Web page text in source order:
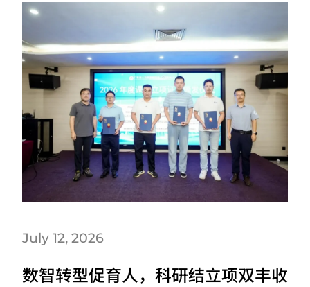
July 12, 2026
数智转型促育人，科研结立项双丰收